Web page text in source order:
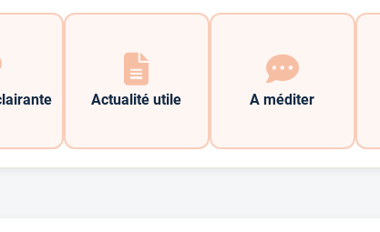
Actualité utile A méditer